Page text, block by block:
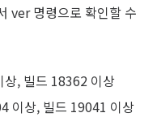
ver 명령으로 확인할 수
, 빌드 18362 이상
이상, 빌드 19041 이상